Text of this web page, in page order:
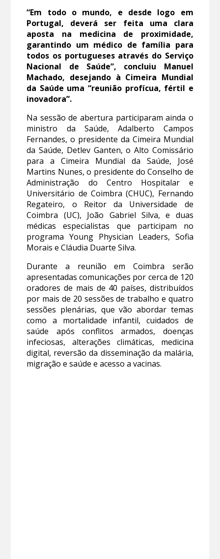
“Em todo o mundo, e desde logo em
Portugal, deverá ser feita uma clara
aposta na medicina de proximidade,
garantindo um médico de família para
todos os portugueses através do Serviço
Nacional de Saúde”, concluiu Manuel
Machado, desejando à Cimeira Mundial
da Saúde uma “reunião profícua, fértil e
inovadora”.
Na sessão de abertura participaram ainda o
ministro da Saúde, Adalberto Campos
Fernandes, o presidente da Cimeira Mundial
da Saúde, Detlev Ganten, o Alto Comissário
para a Cimeira Mundial da Saúde, José
Martins Nunes, o presidente do Conselho de
Administração do Centro Hospitalar e
Universitário de Coimbra (CHUC), Fernando
Regateiro, o Reitor da Universidade de
Coimbra (UC), João Gabriel Silva, e duas
médicas especialistas que participam no
programa Young Physician Leaders, Sofia
Morais e Cláudia Duarte Silva.
Durante a reunião em Coimbra serão
apresentadas comunicações por cerca de 120
oradores de mais de 40 países, distribuídos
por mais de 20 sessões de trabalho e quatro
sessões plenárias, que vão abordar temas
como a mortalidade infantil, cuidados de
saúde após conflitos armados, doenças
infeciosas, alterações climáticas, medicina
digital, reversão da disseminação da malária,
migração e saúde e acesso a vacinas.